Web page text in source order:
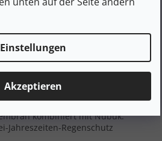
Einstellungen
Akzeptieren
mit Impact Brake
kontrollierte Dämpfung ohne
und Fersenrand aus Gummi als
ermöglicht ein sanftes
in steilem Terrain
kombiniert mit Nubuk:
Jahreszeiten-Regenschutz